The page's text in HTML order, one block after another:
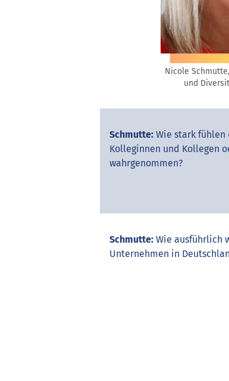
Nicole
und
Schmutte: Wie stark fühlen
Kolleginnen und Kollegen
wahrgenommen?
Schmutte: Wie ausführlich
Unternehmen in